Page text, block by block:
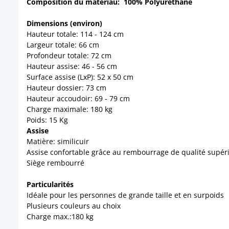
Dimensions (environ)
Hauteur totale: 114 - 124 cm
Largeur totale: 66 cm
Profondeur totale: 72 cm
Hauteur assise: 46 - 56 cm
Surface assise (LxP): 52 x 50 cm
Hauteur dossier: 73 cm
Hauteur accoudoir: 69 - 79 cm
Charge maximale: 180 kg
Poids: 15 Kg
Assise
Matière: similicuir
Assise confortable grâce au rembourrage de qualité
Siège rembourré
Particularités
Idéale pour les personnes de grande taille et en surpoids
Plusieurs couleurs au choix
Charge max.:180 kg